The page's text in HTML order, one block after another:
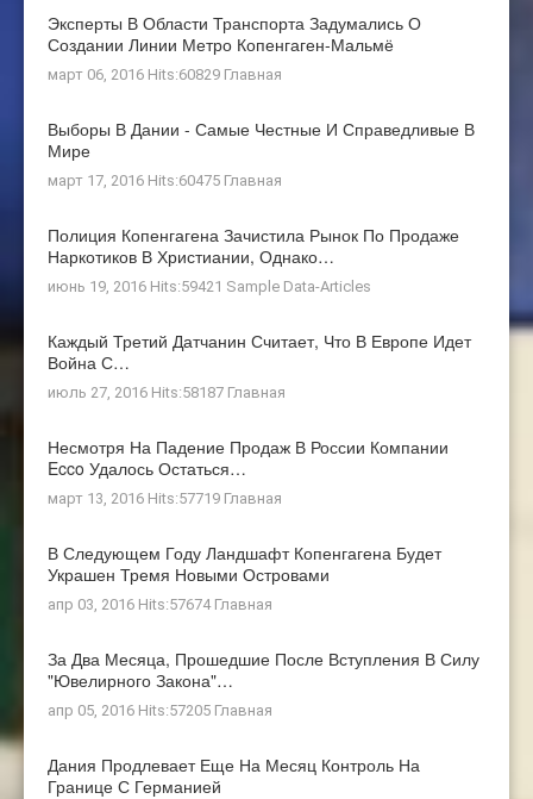
Эксперты В Области Транспорта Задумались О
Создании Линии Метро Копенгаген-Мальмё
март 06, 2016 Hits:60829 Главная
Выборы В Дании - Самые Честные И Справедливые В
Мире
март 17, 2016 Hits:60475 Главная
Полиция Копенгагена Зачистила Рынок По Продаже
Наркотиков В Христиании, Однако…
июнь 19, 2016 Hits:59421 Sample Data-Articles
Каждый Третий Датчанин Считает, Что В Европе Идет
Война С…
июль 27, 2016 Hits:58187 Главная
Несмотря На Падение Продаж В России Компании
Ecco Удалось Остаться…
март 13, 2016 Hits:57719 Главная
В Следующем Году Ландшафт Копенгагена Будет
Украшен Тремя Новыми Островами
апр 03, 2016 Hits:57674 Главная
За Два Месяца, Прошедшие После Вступления В Силу
"ювелирного Закона"…
апр 05, 2016 Hits:57205 Главная
Дания Продлевает Еще На Месяц Контроль На
Границе С Германией